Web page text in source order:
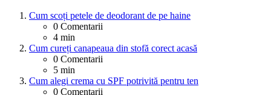
Cum scoți petele de deodorant de pe haine
0 Comentarii
4 min
Cum cureți canapeaua din stofă corect acasă
0 Comentarii
5 min
Cum alegi crema cu SPF potrivită pentru ten
0 Comentarii